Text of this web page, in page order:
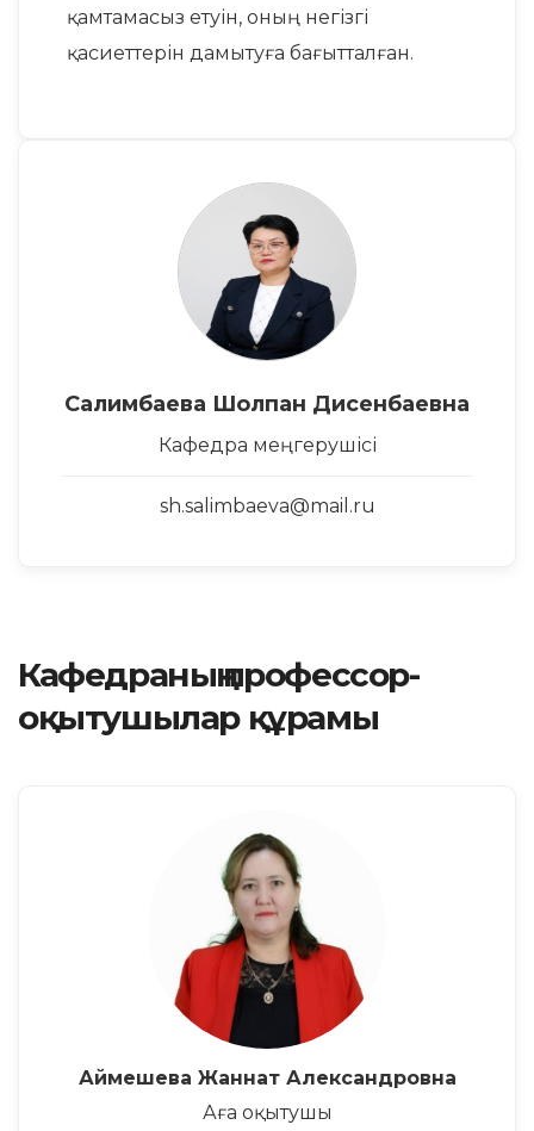
қамтамасыз етуін, оның негізгі
қасиеттерін дамытуға бағытталған.
Салимбаева Шолпан Дисенбаевна
Кафедра меңгерушісі
sh.salimbaeva@mail.ru
Кафедраның профессор-
оқытушылар құрамы
Аймешева Жаннат Александровна
Аға оқытушы